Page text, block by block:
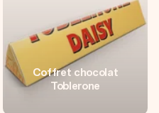
Coffret chocolat
Toblerone